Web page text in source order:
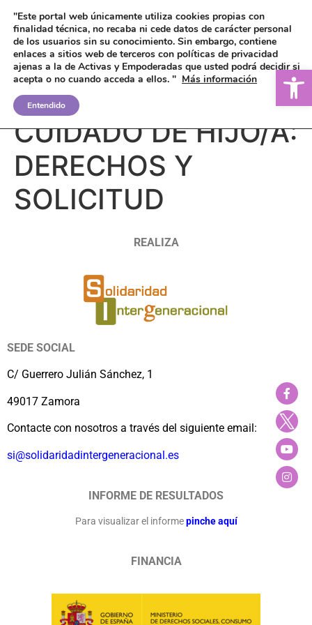
EXCEDENCIA POR
CUIDADO DE HIJO/A:
DERECHOS Y
SOLICITUD
REALIZA
SEDE SOCIAL
C/ Guerrero Julián Sánchez, 1
49017 Zamora
Contacte con nosotros a través del siguiente email:
si@solidaridadintergeneracional.es
INFORME DE RESULTADOS
Para visualizar el informe pinche aquí
FINANCIA
"Este portal web únicamente utiliza cookies propias con
finalidad técnica, no recaba ni cede datos de carácter personal
de los usuarios sin su conocimiento. Sin embargo, contiene
enlaces a sitios web de terceros con políticas de privacidad
ajenas a la de Activas y Empoderadas que usted podrá decidir si
acepta o no cuando acceda a ellos. " Más información
Entendido